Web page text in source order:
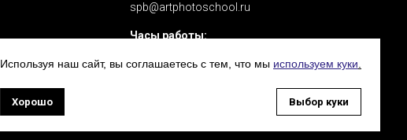
Используя наш сайт, вы соглашаетесь с тем, что мы используем куки.
Хорошо Выбор куки
spb@artphotoschool.ru
Часы работы:
Пт: выходной